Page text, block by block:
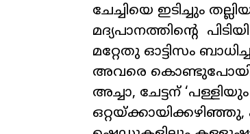
ചേച്ചിയെ ഇടിച്ചും
മദ്യപാനത്തിന്റെ
മറ്റേതു ഓട്ടിസം
അവരെ കൊണ്ടുപോയി
അച്ചാ, ചേട്ടന്‘പള്ളിയും
ഒറ്റയ്ക്കായിക്കഴിഞ്ഞു,